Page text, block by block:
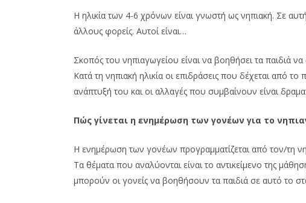
Η ηλικία των 4-6 χρόνων είναι γνωστή ως νηπιακή. Σε
άλλους φορείς. Αυτοί είναι…
Σκοπός του νηπιαγωγείου είναι να βοηθήσει τα παιδιά
Κατά τη νηπιακή ηλικία οι επιδράσεις που δέχεται από
ανάπτυξή του και οι αλλαγές που συμβαίνουν είναι
Πώς γίνεται η ενημέρωση των γονέων για το
Η ενημέρωση των γονέων προγραμματίζεται από τον/τη
Τα θέματα που αναλύονται είναι το αντικείμενο της
μπορούν οι γονείς να βοηθήσουν τα παιδιά σε αυτό το